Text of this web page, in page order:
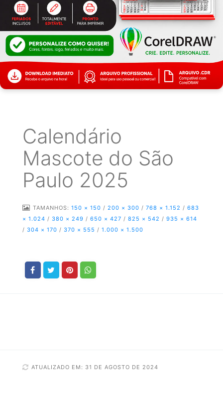
Calendário
Mascote do São
Paulo 2025
TAMANHOS: 150 × 150 / 200 × 300 / 768 × 1.152 / 683
× 1.024 / 380 × 249 / 650 × 427 / 825 × 542 / 935 × 614
/ 304 × 170 / 370 × 555 / 1.000 × 1.500
ATUALIZADO EM: 31 DE AGOSTO DE 2024